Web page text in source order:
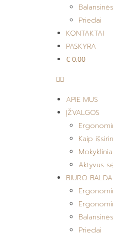
Priedai
KONTAKTAI
PASKYRA
€ 0,00
APIE MUS
ĮŽVALGOS
Kaip
Aktyvus
BIURO BALDAI
Priedai